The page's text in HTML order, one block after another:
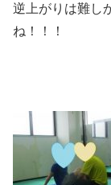
逆上がりは難し
ね！！！